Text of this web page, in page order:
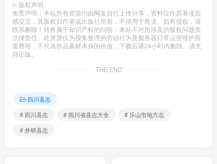
© 版权声明
免责声明：本站所有资源均由网友自行上传分享，资料仅作原著读后
感交流，其版权归作者或出版社所有，不得用于商业。如有侵权，请
联系删除！转售属于知识产权的纠纷，本站不对所涉及的版权问题负
法律责任。此资源仅为搜集整理的劳动行为及服务器日常运营维护所
需费用，不代表作品素材本身的价值，下载后请24小时内删除。请支
持正版。
THE END
四川县志
# 四川县志
# 四川省县志大全
# 乐山市地方志
# 井研县志